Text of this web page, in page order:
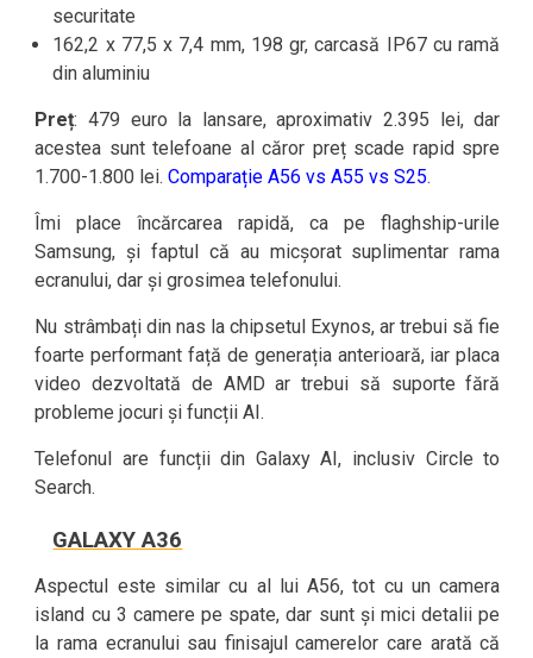
securitate
162,2 x 77,5 x 7,4 mm, 198 gr, carcasă IP67 cu ramă
din aluminiu
Preț: 479 euro la lansare, aproximativ 2.395 lei, dar
acestea sunt telefoane al căror preț scade rapid spre
1.700-1.800 lei.Comparație A56 vs A55 vs S25.
Îmi place încărcarea rapidă, ca pe flaghship-urile
Samsung, și faptul că au micșorat suplimentar rama
ecranului, dar și grosimea telefonului.
Nu strâmbați din nas la chipsetul Exynos, ar trebui să fie
foarte performant față de generația anterioară, iar placa
video dezvoltată de AMD ar trebui să suporte fără
probleme jocuri și funcții AI.
Telefonul are funcții din Galaxy AI, inclusiv Circle to
Search.
GALAXY A36
Aspectul este similar cu al lui A56, tot cu un camera
island cu 3 camere pe spate, dar sunt și mici detalii pe
la rama ecranului sau finisajul camerelor care arată că